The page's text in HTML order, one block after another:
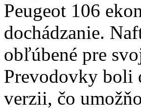
Peugeot 106
dochádzanie.
obľúbené pre
Prevodovky boli
verzii, čo